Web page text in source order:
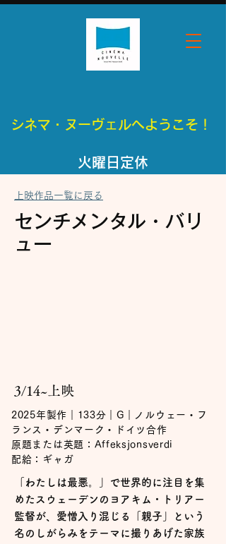
シネマ・ヌーヴェルへようこそ！
​火曜日定休
上映作品一覧に戻る
センチメンタル・バリ
ュー
3/14~上映
2025年製作｜133分｜G｜ノルウェー・フ
ランス・デンマーク・ドイツ合作
原題または英題：Affeksjonsverdi
配給：ギャガ
「わたしは最悪。」で世界的に注目を集
めたスウェーデンのヨアキム・トリアー
監督が、愛憎入り混じる「親子」という
名のしがらみをテーマに撮りあげた家族